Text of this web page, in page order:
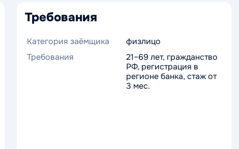
Требования
Категория заёмщика
физлицо
Требования
21–69 лет, гражданство
РФ, регистрация в
регионе банка, стаж от
3 мес.